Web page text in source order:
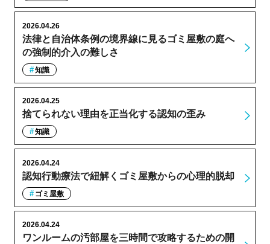
法律と自治体条例の境界線に見るゴミ屋敷の庭へ
の強制的介入の難しさ
2026.04.26
知識
捨てられない理由を正当化する認知の歪み
2026.04.25
知識
認知行動療法で紐解くゴミ屋敷からの心理的脱却
2026.04.24
ゴミ屋敷
ワンルームの汚部屋を三時間で攻略するための開
2026.04.24